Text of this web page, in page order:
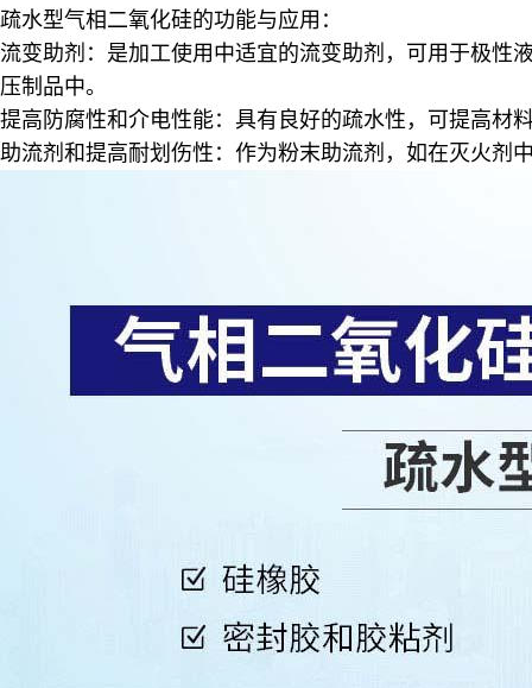
疏水型气相二氧化硅的功能与应用：
流变助剂：是加工使用中适宜的流变助剂，可用于极性
压制品中。
提高防腐性和介电性能：具有良好的疏水性，可提高材
助流剂和提高耐划伤性：作为粉末助流剂，如在灭火剂